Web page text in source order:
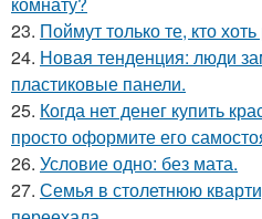
23. Поймут только те, кто
24. Новая тенденция: люди
пластиковые панели.
25. Когда нет денег купить
просто оформите его
26. Условие одно: без мата.
27. Семья в столетнюю